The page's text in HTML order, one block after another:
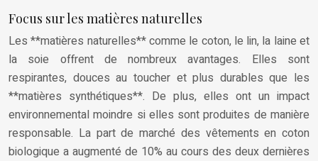
Focus sur les matières naturelles
Les **matières naturelles** comme le coton, le lin, la laine et
la soie offrent de nombreux avantages. Elles sont
respirantes, douces au toucher et plus durables que les
**matières synthétiques**. De plus, elles ont un impact
environnemental moindre si elles sont produites de manière
responsable. La part de marché des vêtements en coton
biologique a augmenté de 10% au cours des deux dernières